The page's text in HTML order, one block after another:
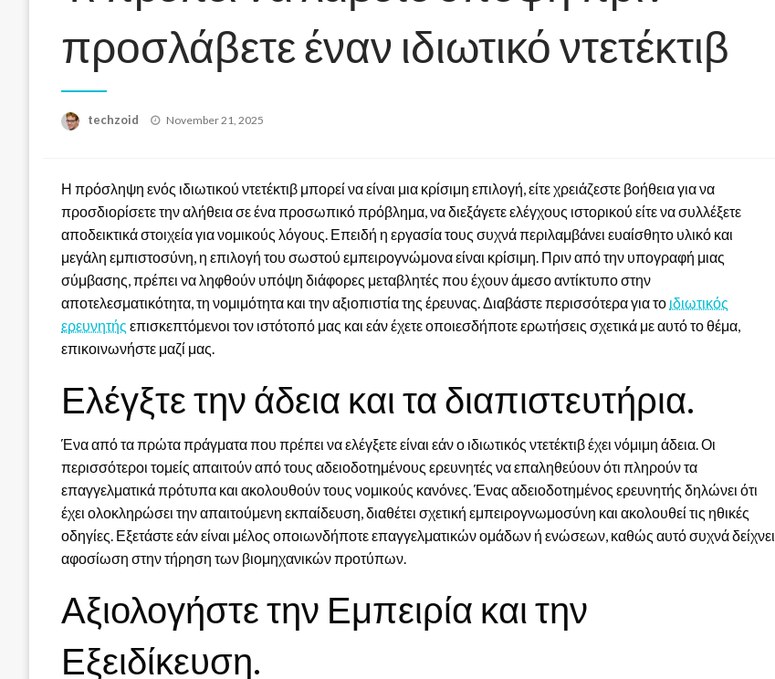
προσλάβετε έναν ιδιωτικό ντετέκτιβ
techzoid
Posted
November 21, 2025
Η πρόσληψη ενός ιδιωτικού ντετέκτιβ μπορεί να είναι μια κρίσιμη επιλογή, είτε χρειάζεστε βοήθεια για να
προσδιορίσετε την αλήθεια σε ένα προσωπικό πρόβλημα, να διεξάγετε ελέγχους ιστορικού είτε να συλλέξετε
αποδεικτικά στοιχεία για νομικούς λόγους. Επειδή η εργασία τους συχνά περιλαμβάνει ευαίσθητο υλικό και
μεγάλη εμπιστοσύνη, η επιλογή του σωστού εμπειρογνώμονα είναι κρίσιμη. Πριν από την υπογραφή μιας
σύμβασης, πρέπει να ληφθούν υπόψη διάφορες μεταβλητές που έχουν άμεσο αντίκτυπο στην
αποτελεσματικότητα, τη νομιμότητα και την αξιοπιστία της έρευνας. Διαβάστε περισσότερα για το ιδιωτικός
ερευνητής επισκεπτόμενοι τον ιστότοπό μας και εάν έχετε οποιεσδήποτε ερωτήσεις σχετικά με αυτό το θέμα,
επικοινωνήστε μαζί μας.
Ελέγξτε την άδεια και τα διαπιστευτήρια.
Ένα από τα πρώτα πράγματα που πρέπει να ελέγξετε είναι εάν ο ιδιωτικός ντετέκτιβ έχει νόμιμη άδεια. Οι
περισσότεροι τομείς απαιτούν από τους αδειοδοτημένους ερευνητές να επαληθεύουν ότι πληρούν τα
επαγγελματικά πρότυπα και ακολουθούν τους νομικούς κανόνες. Ένας αδειοδοτημένος ερευνητής δηλώνει ότι
έχει ολοκληρώσει την απαιτούμενη εκπαίδευση, διαθέτει σχετική εμπειρογνωμοσύνη και ακολουθεί τις ηθικές
οδηγίες. Εξετάστε εάν είναι μέλος οποιωνδήποτε επαγγελματικών ομάδων ή ενώσεων, καθώς αυτό συχνά δείχνει
αφοσίωση στην τήρηση των βιομηχανικών προτύπων.
Αξιολογήστε την Εμπειρία και την
Εξειδίκευση.